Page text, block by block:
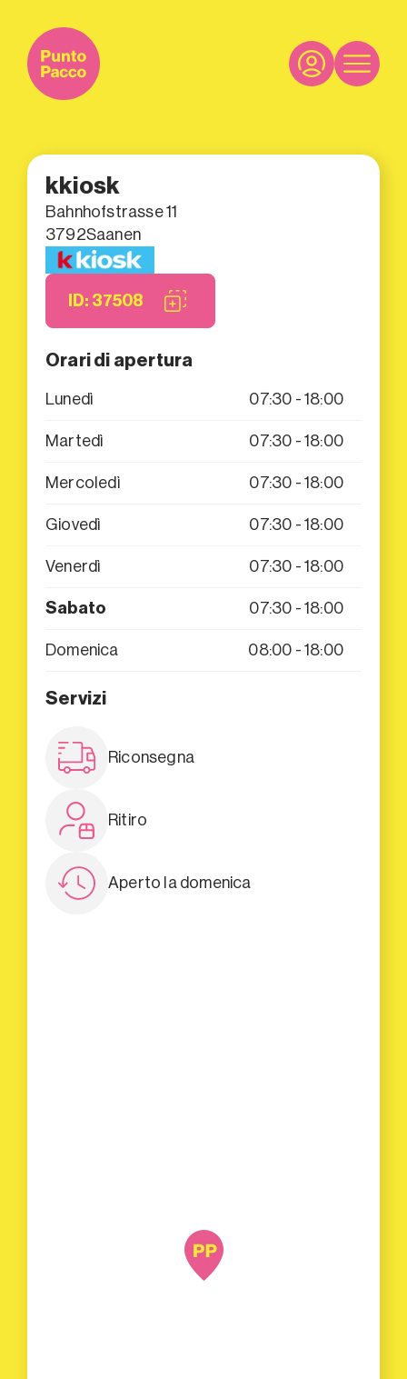
kkiosk
Bahnhofstrasse 11
3792Saanen
ID: 37508
Orari di apertura
Lunedì 07:30 - 18:00
Martedì 07:30 - 18:00
Mercoledì 07:30 - 18:00
Giovedì 07:30 - 18:00
Venerdì 07:30 - 18:00
Sabato 07:30 - 18:00
Domenica 08:00 - 18:00
Servizi
Riconsegna
Ritiro
Aperto la domenica